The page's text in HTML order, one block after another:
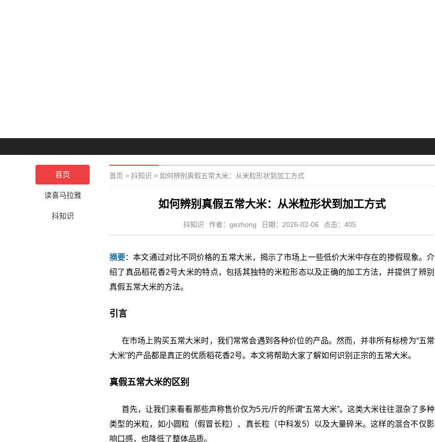
首页
读喜马拉雅
抖知识
首页 > 抖知识 > 如何辨别真假五常大米：从米粒形状到加工方式
如何辨别真假五常大米：从米粒形状到加工方式
抖知识 作者：gezhong 日期：2026-02-06 点击：405
摘要：本文通过对比不同价格的五常大米，揭示了市场上一些低价大米中存在的掺假现象。介
绍了真品稻花香2号大米的特点，包括其独特的米粒形态以及正确的加工方法，并提供了辨别
真假五常大米的方法。
引言
在市场上购买五常大米时，我们常常会遇到各种价位的产品。然而，并非所有标榜为“五常
大米”的产品都是真正的优质稻花香2号。本文将帮助大家了解如何识别正宗的五常大米。
真假五常大米的区别
首先，让我们来看看那些声称售价仅为5元/斤的所谓“五常大米”。这类大米往往混杂了多种
类型的米粒，如小圆粒（假冒长粒）、真长粒（中科发5）以及大量碎米。这样的混合不仅影
响口感，也降低了整体品质。